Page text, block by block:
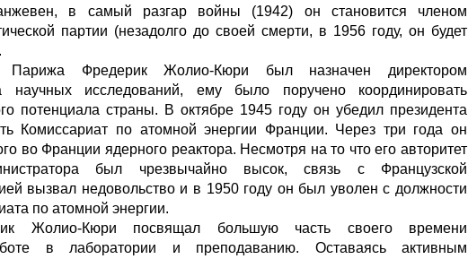
в самый разгар войны (1942) он становится членом
партии (незадолго до своей смерти, в 1956 году, он будет
Парижа Фредерик Жолио-Кюри был назначен директором
научных исследований, ему было поручено координировать
потенциала страны. В октябре 1945 году он убедил президента
Комиссариат по атомной энергии Франции. Через три года он
во Франции ядерного реактора. Несмотря на то что его авторитет
был чрезвычайно высок, связь с Французской
вызвал недовольство и в 1950 году он был уволен с должности
по атомной энергии.
Жолио-Кюри посвящал большую часть своего времени
в лаборатории и преподаванию. Оставаясь активным